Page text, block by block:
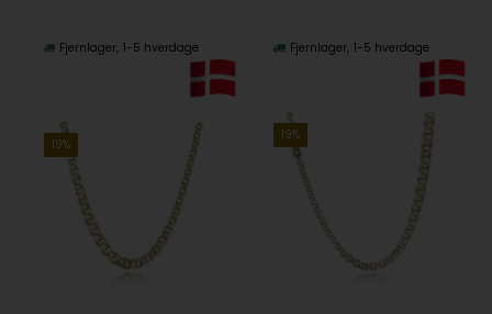
Fjernlager 1-5 hverdage Fjernlager 1-5 hverdage
19%
19%